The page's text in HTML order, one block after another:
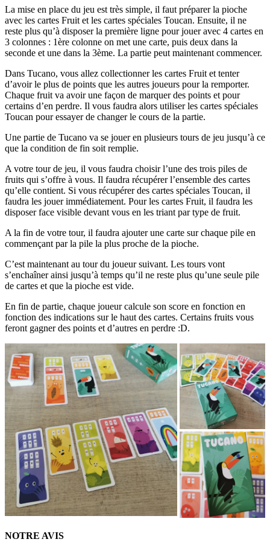
La mise en place du jeu est très simple, il faut préparer la pioche
avec les cartes Fruit et les cartes spéciales Toucan. Ensuite, il ne
reste plus qu’à disposer la première ligne pour jouer avec 4 cartes en
3 colonnes : 1ère colonne on met une carte, puis deux dans la
seconde et une dans la 3ème. La partie peut maintenant commencer.
Dans Tucano, vous allez collectionner les cartes Fruit et tenter
d’avoir le plus de points que les autres joueurs pour la remporter.
Chaque fruit va avoir une façon de marquer des points et pour
certains d’en perdre. Il vous faudra alors utiliser les cartes spéciales
Toucan pour essayer de changer le cours de la partie.
Une partie de Tucano va se jouer en plusieurs tours de jeu jusqu’à ce
que la condition de fin soit remplie.
A votre tour de jeu, il vous faudra choisir l’une des trois piles de
fruits qui s’offre à vous. Il faudra récupérer l’ensemble des cartes
qu’elle contient. Si vous récupérer des cartes spéciales Toucan, il
faudra les jouer immédiatement. Pour les cartes Fruit, il faudra les
disposer face visible devant vous en les triant par type de fruit.
A la fin de votre tour, il faudra ajouter une carte sur chaque pile en
commençant par la pile la plus proche de la pioche.
C’est maintenant au tour du joueur suivant. Les tours vont
s’enchaîner ainsi jusqu’à temps qu’il ne reste plus qu’une seule pile
de cartes et que la pioche est vide.
En fin de partie, chaque joueur calcule son score en fonction en
fonction des indications sur le haut des cartes. Certains fruits vous
feront gagner des points et d’autres en perdre :D.
NOTRE AVIS